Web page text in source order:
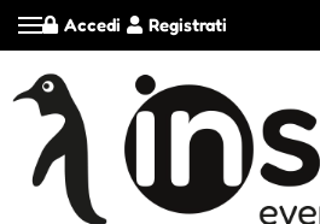
Registrati
Accedi